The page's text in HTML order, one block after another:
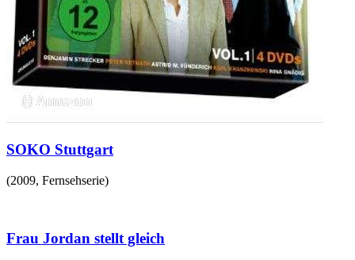
SOKO Stuttgart
(2009, Fernsehserie)
Frau Jordan stellt gleich